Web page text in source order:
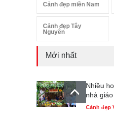
Cảnh đẹp miền Nam
Cảnh đẹp Tây
Nguyên
Mới nhất
Nhiều
nhà
Cảnh đẹp